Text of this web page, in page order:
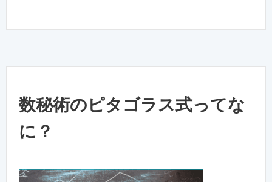
数秘術のピタゴラス式ってな
に？